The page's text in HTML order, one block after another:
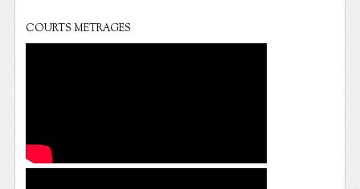
COURTS METRAGES